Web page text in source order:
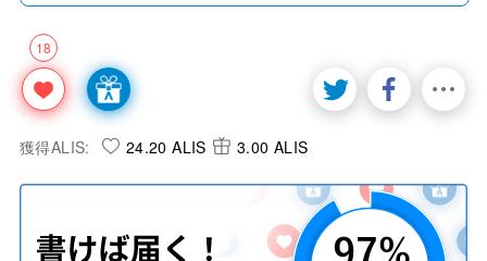
18
獲得ALIS: 24.20 ALIS 3.00 ALIS